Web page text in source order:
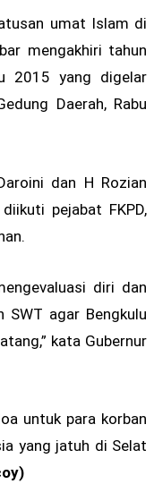
umat Islam di
mengakhiri tahun
2015 yang digelar
Daerah, Rabu
dan H Rozian
pejabat FKPD,
diri dan
SWT agar Bengkulu
kata Gubernur
untuk para korban
yang jatuh di Selat